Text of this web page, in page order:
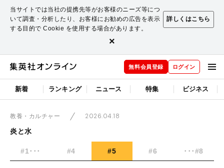
当サイトでは当社の提携先等がお客様のニーズ等につ
いて調査・分析したり、お客様にお勧めの広告を表示
する目的で Cookie を使用する場合があります。
詳しくはこちら
×
無料会員登録 ログイン
新着 ランキング ニュース 特集 ビジネス
教養・カルチャー
2026.04.18
炎と水
#1･･･ #4 #5 #6 ･･･#8